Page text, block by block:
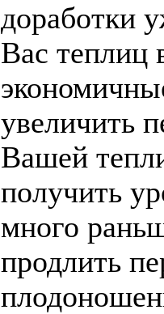
доработки
Вас теплиц
увеличить
Вашей
получить
много
продлить